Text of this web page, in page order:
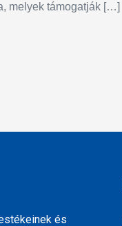
melyek támogatják […]
és